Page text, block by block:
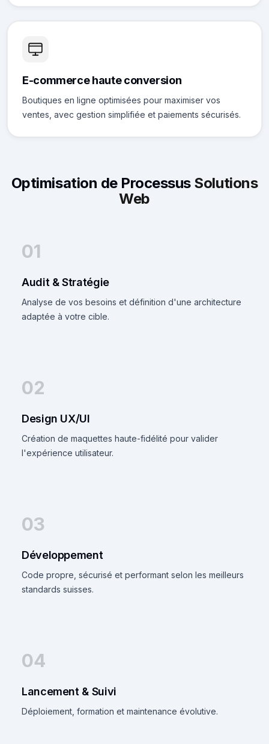
E-commerce haute conversion
Boutiques en ligne optimisées pour maximiser vos
ventes, avec gestion simplifiée et paiements sécurisés.
Optimisation de Processus Solutions
Web
01
Audit & Stratégie
Analyse de vos besoins et définition d'une architecture
adaptée à votre cible.
02
Design UX/UI
Création de maquettes haute-fidélité pour valider
l'expérience utilisateur.
03
Développement
Code propre, sécurisé et performant selon les meilleurs
standards suisses.
04
Lancement & Suivi
Déploiement, formation et maintenance évolutive.